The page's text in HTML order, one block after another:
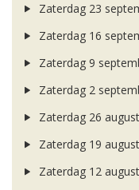
Zaterdag 23
Zaterdag 16
Zaterdag 9
Zaterdag 2
Zaterdag 26
Zaterdag 19
Zaterdag 12